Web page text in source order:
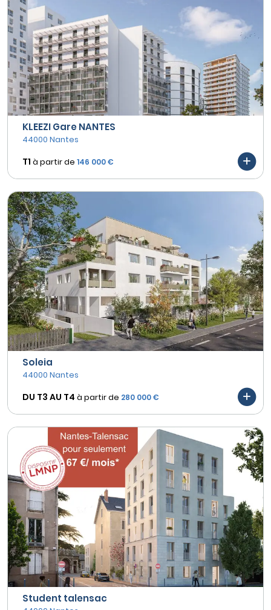
KLEEZI Gare NANTES
44000 Nantes
T1 à partir de 146 000 €
Soleia
44000 Nantes
DU T3 AU T4 à partir de 280 000 €
Student talensac